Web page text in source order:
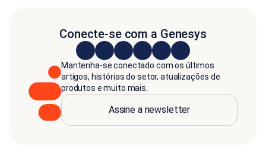
Conecte-se com a Genesys
Mantenha-se conectado com os últimos
artigos, histórias do setor, atualizações de
produtos e muito mais.
Assine a newsletter